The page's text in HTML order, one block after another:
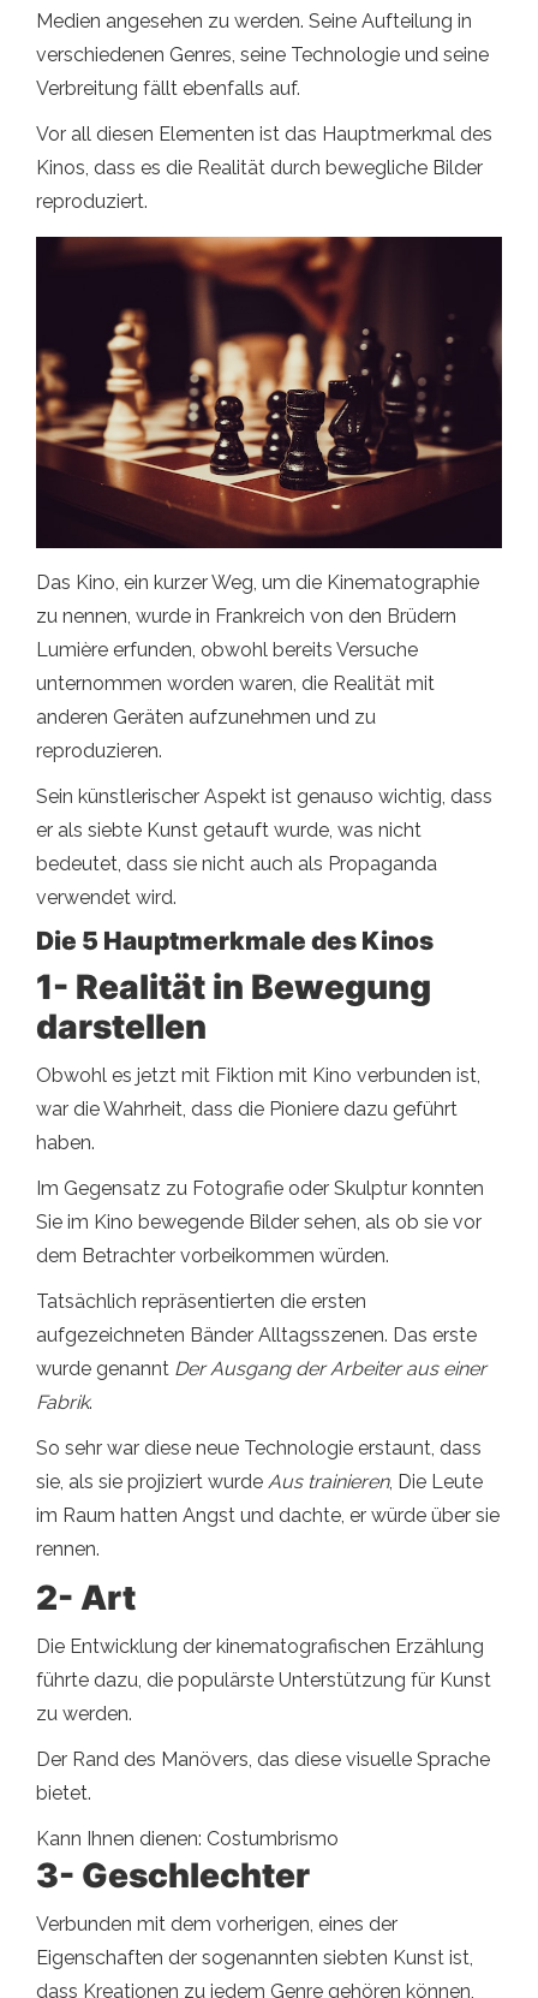
Medien angesehen zu werden. Seine Aufteilung in
verschiedenen Genres, seine Technologie und seine
Verbreitung fällt ebenfalls auf.
Vor all diesen Elementen ist das Hauptmerkmal des
Kinos, dass es die Realität durch bewegliche Bilder
reproduziert.
Das Kino, ein kurzer Weg, um die Kinematographie
zu nennen, wurde in Frankreich von den Brüdern
Lumière erfunden, obwohl bereits Versuche
unternommen worden waren, die Realität mit
anderen Geräten aufzunehmen und zu
reproduzieren.
Sein künstlerischer Aspekt ist genauso wichtig, dass
er als siebte Kunst getauft wurde, was nicht
bedeutet, dass sie nicht auch als Propaganda
verwendet wird.
Die 5 Hauptmerkmale des Kinos
1- Realität in Bewegung
darstellen
Obwohl es jetzt mit Fiktion mit Kino verbunden ist,
war die Wahrheit, dass die Pioniere dazu geführt
haben.
Im Gegensatz zu Fotografie oder Skulptur konnten
Sie im Kino bewegende Bilder sehen, als ob sie vor
dem Betrachter vorbeikommen würden.
Tatsächlich repräsentierten die ersten
aufgezeichneten Bänder Alltagsszenen. Das erste
wurde genannt Der Ausgang der Arbeiter aus einer
Fabrik.
So sehr war diese neue Technologie erstaunt, dass
sie, als sie projiziert wurde Aus trainieren, Die Leute
im Raum hatten Angst und dachte, er würde über sie
rennen.
2- Art
Die Entwicklung der kinematografischen Erzählung
führte dazu, die populärste Unterstützung für Kunst
zu werden.
Der Rand des Manövers, das diese visuelle Sprache
bietet.
Kann Ihnen dienen: Costumbrismo
3- Geschlechter
Verbunden mit dem vorherigen, eines der
Eigenschaften der sogenannten siebten Kunst ist,
dass Kreationen zu jedem Genre gehören können,